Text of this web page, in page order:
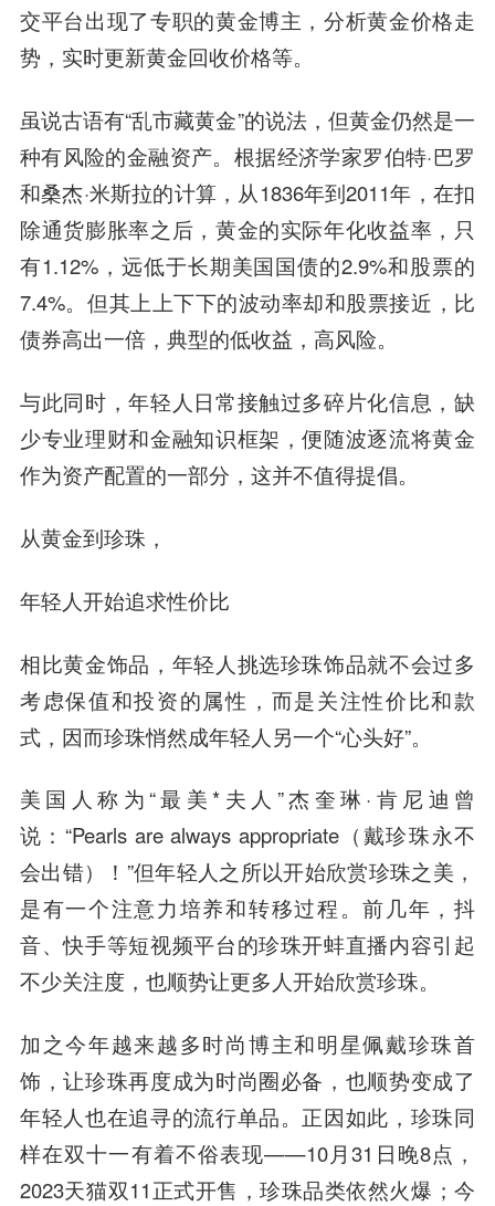
交平台出现了专职的黄金博主，分析黄金价格走
势，实时更新黄金回收价格等。
虽说古语有“乱市藏黄金”的说法，但黄金仍然是一
种有风险的金融资产。根据经济学家罗伯特·巴罗
和桑杰·米斯拉的计算，从1836年到2011年，在扣
除通货膨胀率之后，黄金的实际年化收益率，只
有1.12%，远低于长期美国国债的2.9%和股票的
7.4%。但其上上下下的波动率却和股票接近，比
债券高出一倍，典型的低收益，高风险。
与此同时，年轻人日常接触过多碎片化信息，缺
少专业理财和金融知识框架，便随波逐流将黄金
作为资产配置的一部分，这并不值得提倡。
从黄金到珍珠，
年轻人开始追求性价比
相比黄金饰品，年轻人挑选珍珠饰品就不会过多
考虑保值和投资的属性，而是关注性价比和款
式，因而珍珠悄然成年轻人另一个“心头好”。
美国人称为“最美*夫人”杰奎琳·肯尼迪曾
说：“Pearls are always appropriate（戴珍珠永不
会出错）！”但年轻人之所以开始欣赏珍珠之美，
是有一个注意力培养和转移过程。前几年，抖
音、快手等短视频平台的珍珠开蚌直播内容引起
不少关注度，也顺势让更多人开始欣赏珍珠。
加之今年越来越多时尚博主和明星佩戴珍珠首
饰，让珍珠再度成为时尚圈必备，也顺势变成了
年轻人也在追寻的流行单品。正因如此，珍珠同
样在双十一有着不俗表现——10月31日晚8点，
2023天猫双11正式开售，珍珠品类依然火爆；今